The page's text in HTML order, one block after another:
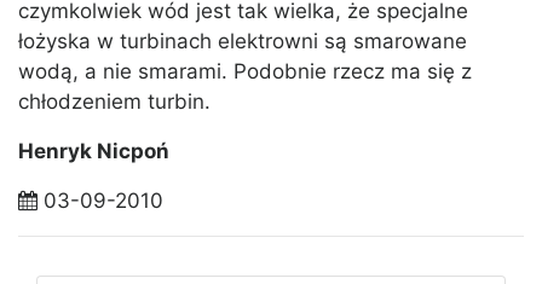
czymkolwiek wód jest tak wielka, że specjalne
łożyska w turbinach elektrowni są smarowane
wodą, a nie smarami. Podobnie rzecz ma się z
chłodzeniem turbin.
Henryk Nicpoń
03-09-2010